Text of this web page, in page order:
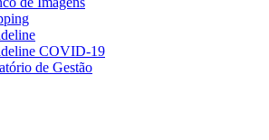
COVID-19
de Gestão